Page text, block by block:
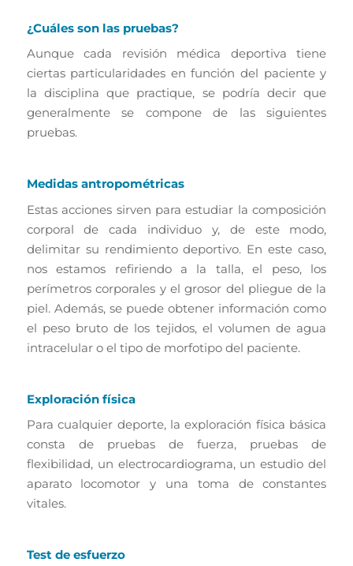
¿Cuáles son las pruebas?
Aunque cada revisión médica deportiva tiene
ciertas particularidades en función del paciente y
la disciplina que practique, se podría decir que
generalmente se compone de las siguientes
pruebas.
Medidas antropométricas
Estas acciones sirven para estudiar la composición
corporal de cada individuo y, de este modo,
delimitar su rendimiento deportivo. En este caso,
nos estamos refiriendo a la talla, el peso, los
perímetros corporales y el grosor del pliegue de la
piel. Además, se puede obtener información como
el peso bruto de los tejidos, el volumen de agua
intracelular o el tipo de morfotipo del paciente.
Exploración física
Para cualquier deporte, la exploración física básica
consta de pruebas de fuerza, pruebas de
flexibilidad, un electrocardiograma, un estudio del
aparato locomotor y una toma de constantes
vitales.
Test de esfuerzo